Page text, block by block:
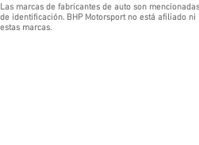
Las marcas de fabricantes de auto son
de identificación. BHP Motorsport no está afiliado
estas marcas.